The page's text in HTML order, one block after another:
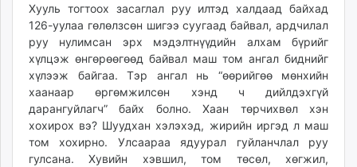
Хууль тогтоох засаглал руу илтэд халдаад байхад
126-уулаа гөлөлзсөн шигээ суугаад байвал, ардчилал
руу нулимсан эрх мэдэлтнүүдийн алхам бүрийг
хүлцэж өнгөрөөгөөд байвал маш том ангал биднийг
хүлээж байгаа. Тэр ангал нь “өөрийгөө мөнхийн
хаанаар өргөмжилсөн хэнд ч дийлдэхгүй
дарангуйлагч” байх болно. Хаан төрчихвөл хэн
хохирох вэ? Шуудхан хэлэхэд, жирийн иргэд л маш
том хохирно. Улсаараа ядуурал гуйланчлал руу
гулсана. Хувийн хэвшил, том төсөл, хөгжил,